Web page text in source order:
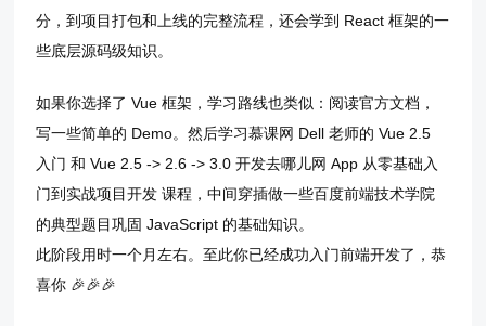
分，到项目打包和上线的完整流程，还会学到 React 框架的一
些底层源码级知识。
如果你选择了 Vue 框架，学习路线也类似：阅读官方文档，
写一些简单的 Demo。然后学习慕课网 Dell 老师的 Vue 2.5
入门 和 Vue 2.5 -> 2.6 -> 3.0 开发去哪儿网 App 从零基础入
门到实战项目开发 课程，中间穿插做一些百度前端技术学院
的典型题目巩固 JavaScript 的基础知识。
此阶段用时一个月左右。至此你已经成功入门前端开发了，恭
喜你 🎉🎉🎉